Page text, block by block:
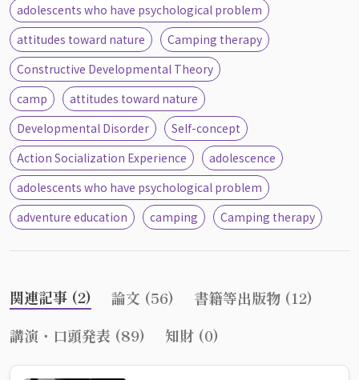
adolescents who have psychological problem
attitudes toward nature
Camping therapy
Constructive Developmental Theory
camp
attitudes toward nature
Developmental Disorder
Self-concept
Action Socialization Experience
adolescence
adolescents who have psychological problem
adventure education
camping Camping therapy
関連記事 (2) 論文 (56)
書籍等出版物 (12)
講演・口頭発表 (89)
知財 (0)